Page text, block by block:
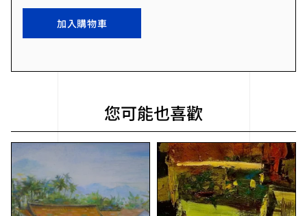
加入購物車
您可能也喜歡